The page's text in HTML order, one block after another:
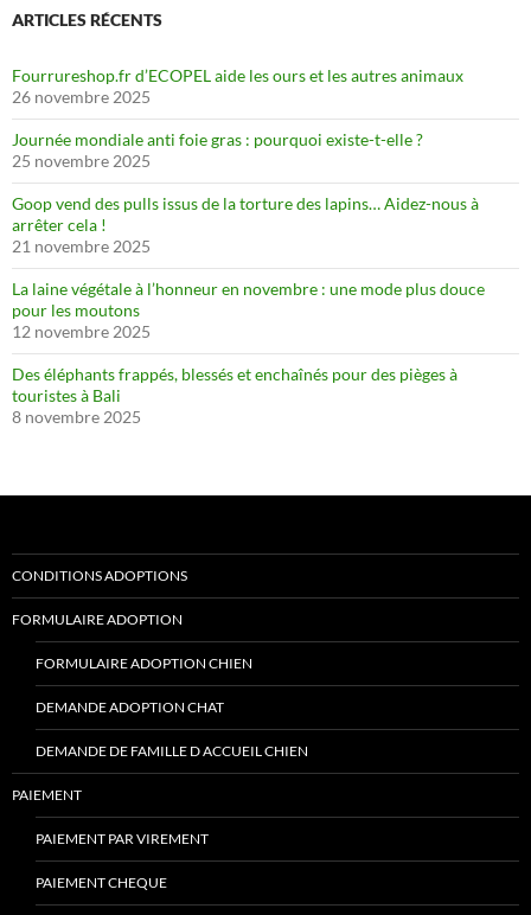
ARTICLES RÉCENTS
Fourrureshop.fr d’ECOPEL aide les ours et les autres animaux
26 novembre 2025
Journée mondiale anti foie gras : pourquoi existe-t-elle ?
25 novembre 2025
Goop vend des pulls issus de la torture des lapins… Aidez-nous à
arrêter cela !
21 novembre 2025
La laine végétale à l’honneur en novembre : une mode plus douce
pour les moutons
12 novembre 2025
Des éléphants frappés, blessés et enchaînés pour des pièges à
touristes à Bali
8 novembre 2025
CONDITIONS ADOPTIONS
FORMULAIRE ADOPTION
FORMULAIRE ADOPTION CHIEN
DEMANDE ADOPTION CHAT
DEMANDE DE FAMILLE D ACCUEIL CHIEN
PAIEMENT
PAIEMENT PAR VIREMENT
PAIEMENT CHEQUE